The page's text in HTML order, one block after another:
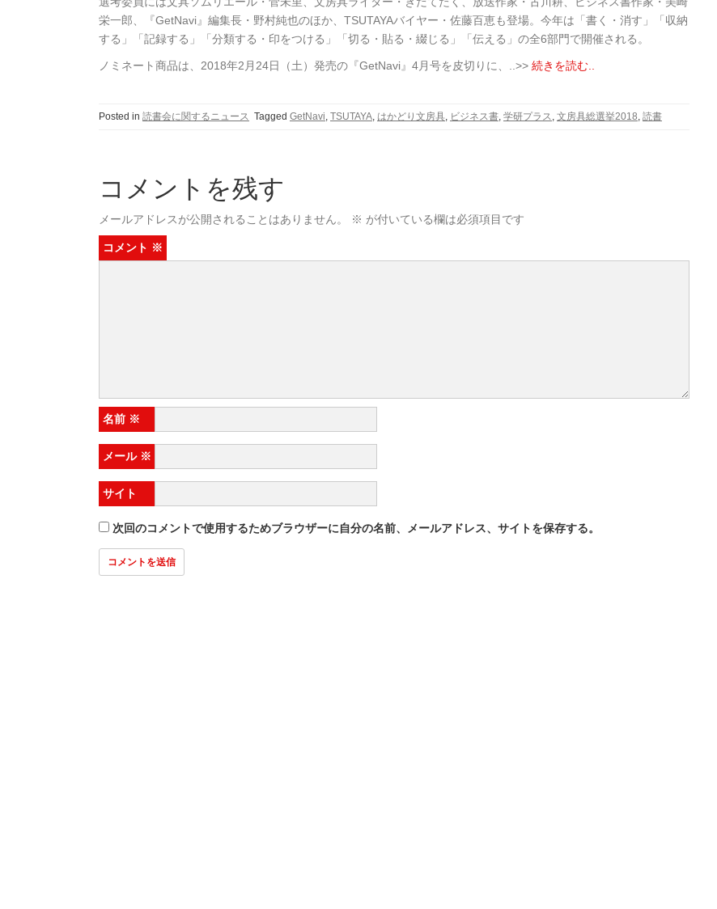
栄一郎、『GetNavi』編集長・野村純也のほか、TSUTAYAバイヤー・佐藤百恵も登場。今年は「書く・消す」「収納
する」「記録する」「分類する・印をつける」「切る・貼る・綴じる」「伝える」の全6部門で開催される。
ノミネート商品は、2018年2月24日（土）発売の『GetNavi』4月号を皮切りに、..>> 続きを読む..
Posted in 読書会に関するニュース Tagged GetNavi TSUTAYA はかどり文房具 ビジネス書 学研プラス 文房具総選挙2018 読書
コメントを残す
メールアドレスが公開されることはありません。 ※ が付いている欄は必須項目です
コメント ※
名前 ※
メール ※
サイト
次回のコメントで使用するためブラウザーに自分の名前、メールアドレス、サイトを保存する。